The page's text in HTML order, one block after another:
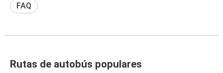
FAQ
Rutas de autobús populares